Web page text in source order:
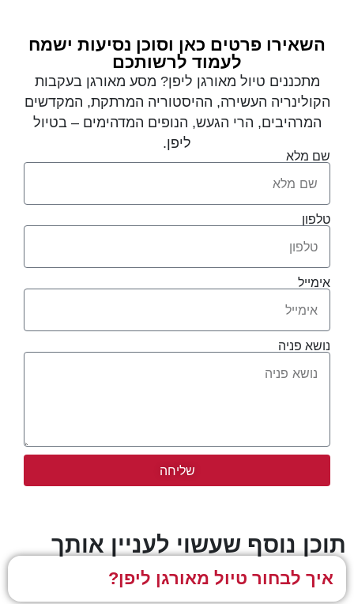
השאירו פרטים כאן וסוכן נסיעות ישמח
לעמוד לרשותכם
מתכננים טיול מאורגן ליפן? מסע מאורגן בעקבות
הקולינריה העשירה, ההיסטוריה המרתקת, המקדשים
המרהיבים, הרי הגעש, הנופים המדהימים – בטיול
ליפן.
שם מלא
טלפון
אימייל
נושא פניה
שליחה
נוסף שעשוי לעניין אותך
איך לבחור טיול מאורגן ליפן?